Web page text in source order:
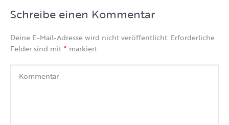
Schreibe einen Kommentar
Deine E-Mail-Adresse wird nicht veröffentlicht. Erforderliche
Felder sind mit* markiert